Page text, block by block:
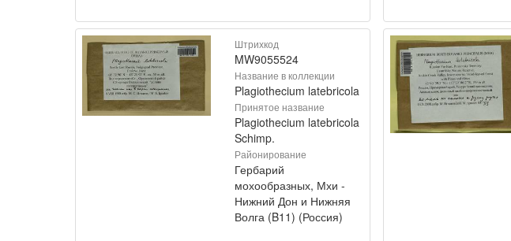
Штрихкод
MW9055524
Название в коллекции
Plagiothecium latebricola
Принятое название
Plagiothecium latebricola
Schimp.
Районирование
Гербарий
мохообразных, Мхи -
Нижний Дон и Нижняя
Волга (B11) (Россия)